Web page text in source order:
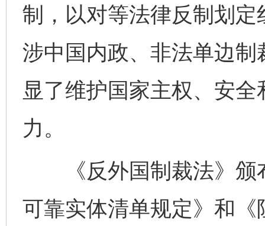
制，以对等法律反制划
涉中国内政、非法单边
显了维护国家主权、安
力。
《反外国制裁法》颁
可靠实体清单规定》和